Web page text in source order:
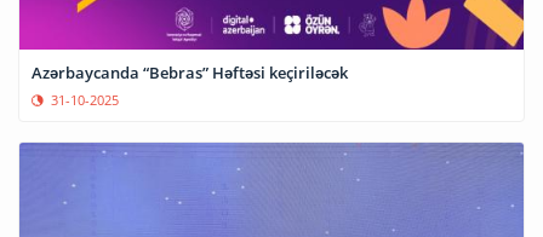
Azərbaycanda “Bebras” Həftəsi keçiriləcək
31-10-2025